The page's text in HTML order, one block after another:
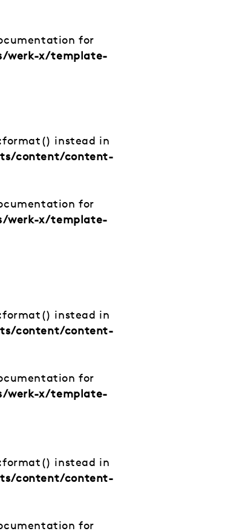
for
werk-x/template-
instead in
content/content-
for
werk-x/template-
instead in
content/content-
for
werk-x/template-
instead in
content/content-
for